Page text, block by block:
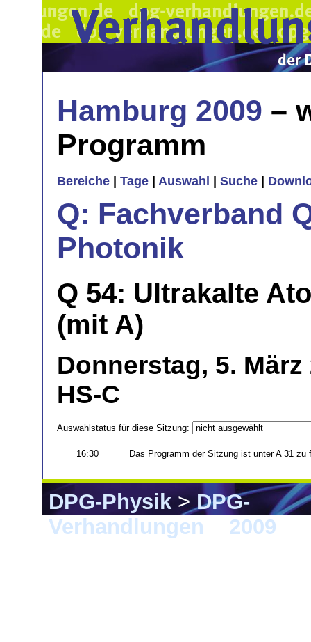
Hamburg 2009 –
Programm
Bereiche Tage Auswahl Suche
Q: Fachverband
Photonik
Q 54: Ultrakalte
(mit A)
Donnerstag, 5. März
HS-C
Auswahlstatus für diese Sitzung:
16:30 Das Programm der Sitzung ist unter A 31 zu
DPG-Physik>DPG-
Verhandlungen
2009